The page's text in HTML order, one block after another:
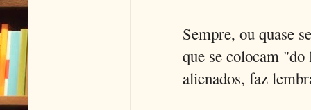
Sempre, ou quase
que se colocam
alienados, faz